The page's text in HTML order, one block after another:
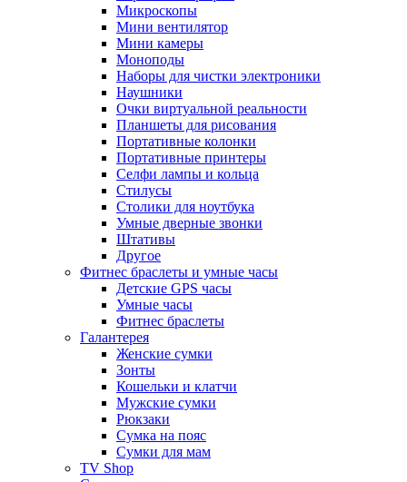
Микроскопы
Мини вентилятор
Мини камеры
Моноподы
Наборы для чистки электроники
Наушники
Очки виртуальной реальности
Планшеты для рисования
Портативные колонки
Портативные принтеры
Селфи лампы и кольца
Стилусы
Столики для ноутбука
Умные дверные звонки
Штативы
Другое
Фитнес браслеты и умные часы
Детские GPS часы
Умные часы
Фитнес браслеты
Галантерея
Женские сумки
Зонты
Кошельки и клатчи
Мужские сумки
Рюкзаки
Сумка на пояс
Сумки для мам
TV Shop